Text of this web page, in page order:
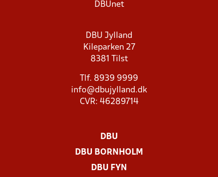
DBUnet
DBU Jylland
Kileparken 27
8381 Tilst
Tlf. 8939 9999
info@dbujylland.dk
CVR: 46289714
DBU
DBU BORNHOLM
DBU FYN